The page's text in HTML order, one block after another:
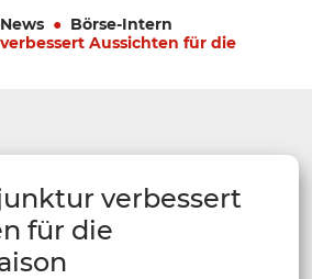
Börse-Intern
Aussichten für die
verbessert
für die